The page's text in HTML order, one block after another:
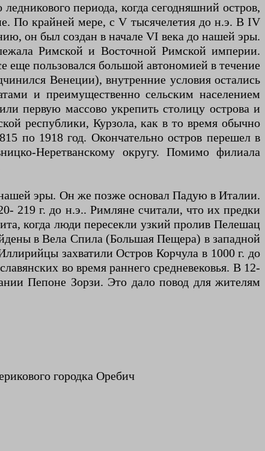
периода, когда сегодняшний остров,
По крайней мере, с V тысячелетия до н.э. В IV
он был создан в начале VI века до нашей эры.
Римской и Восточной Римской империи.
еще пользовался большой автономией в течение
Венеции), внутренние условия остались
и преимущественно сельским населением
первую массово укрепить столицу острова и
республики, Курзола, как в то время обычно
по 1918 год. Окончательно остров перешел в
Неретванскому округу. Помимо филиала
эры. Он же позже основал Падую в Италии.
219 г. до н.э.. Римляне считали, что их предки
когда люди пересекли узкий пролив Пелешац
в Вела Спила (Большая Пещера) в западной
захватили Остров Корчула в 1000 г. до
во время раннего средневековья. В 12-
Пепоне Зорзи. Это дало повод для жителям
городка Оребич